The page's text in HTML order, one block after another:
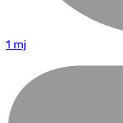
1 mj